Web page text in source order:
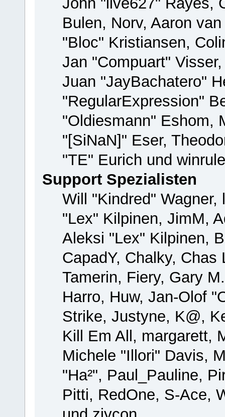
Bulen, Norv, Aaron
"Bloc" Kristiansen,
Jan "Compuart"
Juan "JayBachatero"
"RegularExpression"
"Oldiesmann" Eshom,
"[SiNaN]" Eser,
"TE" Eurich und
Support Spezialisten
Will "Kindred"
"Lex" Kilpinen, JimM,
Aleksi "Lex" Kilpinen,
CapadY, Chalky,
Tamerin, Fiery, Gary
Harro, Huw, Jan-Olof
Strike, Justyne, K@,
Kill Em All, margarett,
Michele "Illori" Davis,
"Ha²", Paul_Pauline,
Pitti, RedOne, S-Ace,